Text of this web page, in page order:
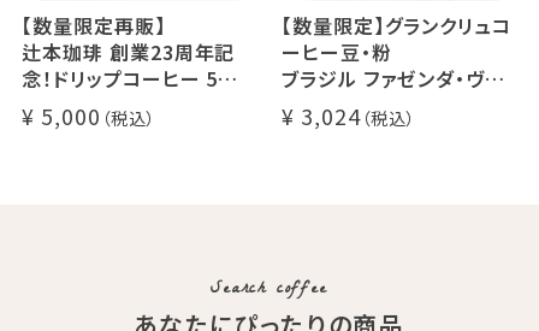
【数量限定再販】
辻本珈琲 創業23周年記
念！ドリップコーヒー 5種
50杯セット
アニバーサリーブレンド（コ
5,000
【数量限定】グランクリュコ
ーヒー豆・粉
ブラジル ファゼンダ・ヴァ
レ・ド・クリスタル（100g /
200g / 1kg）
3,024
Search coffee